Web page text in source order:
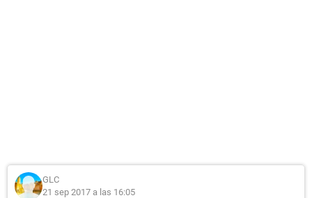
GLC
21 sep 2017 a las 16:05